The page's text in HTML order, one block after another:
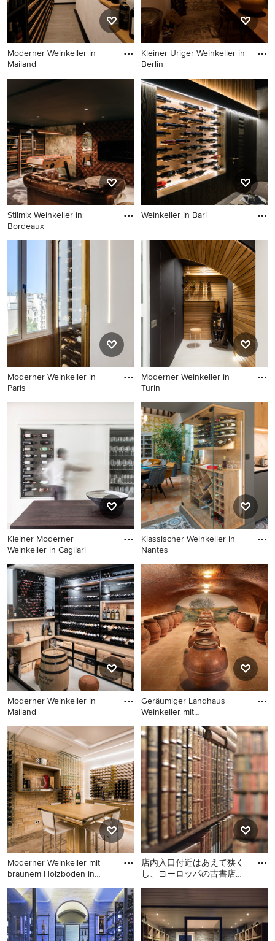
Moderner Weinkeller in
Mailand
Moderner Weinkeller in
Mailand
Kleiner Uriger Weinkeller in
Berlin
Kleiner Uriger Weinkeller in
Berlin
Stilmix Weinkeller in
Bordeaux
Stilmix Weinkeller in
Weinkeller in Bari
Moderner Weinkeller in
Paris
Moderner Weinkeller in Paris
Moderner Weinkeller in
Turin
Moderner Weinkeller in Turin
Kleiner Moderner
Weinkeller in Cagliari
Kleiner Moderner Weinkeller
in Cagliari
Klassischer Weinkeller in
Nantes
Klassischer Weinkeller in
Nantes
Moderner Weinkeller in
Mailand
Moderner Weinkeller in
Mailand
Geräumiger Landhaus
Weinkeller mit
Geräumiger Landhaus
Weinkeller mit
Terrakottaboden in Florenz
Moderner Weinkeller mit
braunem Holzboden in
Moderner Weinkeller mit
braunem Holzboden in
Sonstige
店内入口付近はあえて狭く
し、ヨーロッパの古書店を
出。 どこを見てもアンティ
ーク
Kleiner Klassischer
Weinkeller mit dunklem
Holzboden in Sonstige